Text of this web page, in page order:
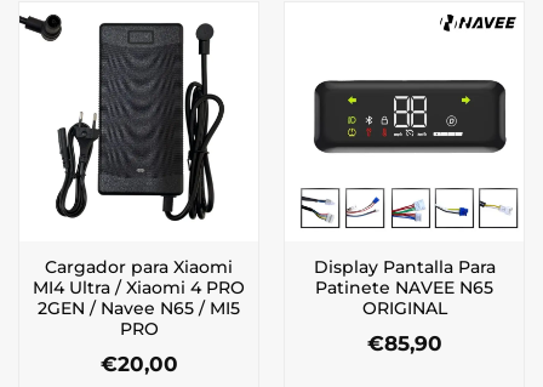
Cargador para Xiaomi
MI4 Ultra / Xiaomi 4 PRO
2GEN / Navee N65 / MI5
PRO
€20,00
Display Pantalla Para
Patinete NAVEE N65
ORIGINAL
€85,90